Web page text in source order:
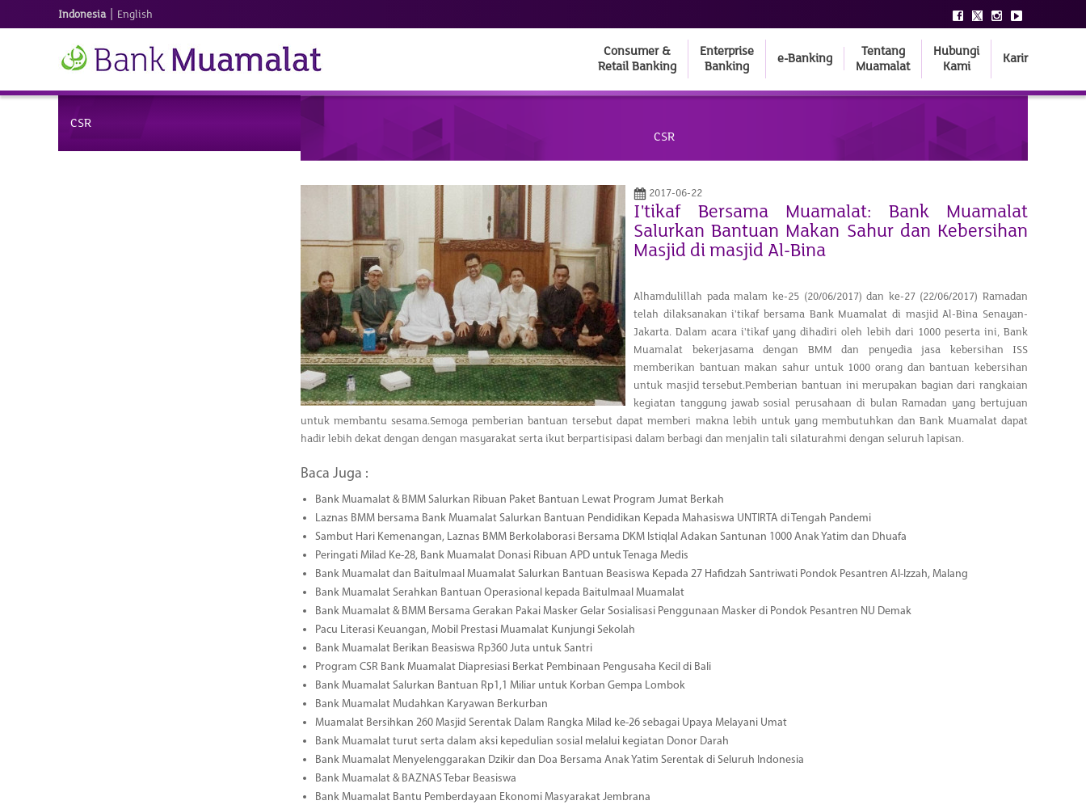
Indonesia | English
Consumer &
Retail Banking
Enterprise
Banking
e-Banking
Tentang
Muamalat
Hubungi
Kami
Karir
CSR
CSR
2017-06-22
I'tikaf Bersama Muamalat: Bank Muamalat
Salurkan Bantuan Makan Sahur dan Kebersihan
Masjid di masjid Al-Bina
Alhamdulillah pada malam ke-25 (20/06/2017) dan ke-27 (22/06/2017) Ramadan
telah dilaksanakan i'tikaf bersama Bank Muamalat di masjid Al-Bina Senayan-
Jakarta. Dalam acara i'tikaf yang dihadiri oleh lebih dari 1000 peserta ini, Bank
Muamalat bekerjasama dengan BMM dan penyedia jasa kebersihan ISS
memberikan bantuan makan sahur untuk 1000 orang dan bantuan kebersihan
untuk masjid tersebut.Pemberian bantuan ini merupakan bagian dari rangkaian
kegiatan tanggung jawab sosial perusahaan di bulan Ramadan yang bertujuan
untuk membantu sesama.Semoga pemberian bantuan tersebut dapat memberi makna lebih untuk yang membutuhkan dan Bank Muamalat dapat
hadir lebih dekat dengan dengan masyarakat serta ikut berpartisipasi dalam berbagi dan menjalin tali silaturahmi dengan seluruh lapisan.
Baca Juga :
Bank Muamalat & BMM Salurkan Ribuan Paket Bantuan Lewat Program Jumat Berkah
Laznas BMM bersama Bank Muamalat Salurkan Bantuan Pendidikan Kepada Mahasiswa UNTIRTA di Tengah Pandemi
Sambut Hari Kemenangan, Laznas BMM Berkolaborasi Bersama DKM Istiqlal Adakan Santunan 1000 Anak Yatim dan Dhuafa
Peringati Milad Ke-28, Bank Muamalat Donasi Ribuan APD untuk Tenaga Medis
Bank Muamalat dan Baitulmaal Muamalat Salurkan Bantuan Beasiswa Kepada 27 Hafidzah Santriwati Pondok Pesantren Al-Izzah, Malang
Bank Muamalat Serahkan Bantuan Operasional kepada Baitulmaal Muamalat
Bank Muamalat & BMM Bersama Gerakan Pakai Masker Gelar Sosialisasi Penggunaan Masker di Pondok Pesantren NU Demak
Pacu Literasi Keuangan, Mobil Prestasi Muamalat Kunjungi Sekolah
Bank Muamalat Berikan Beasiswa Rp360 Juta untuk Santri
Program CSR Bank Muamalat Diapresiasi Berkat Pembinaan Pengusaha Kecil di Bali
Bank Muamalat Salurkan Bantuan Rp1,1 Miliar untuk Korban Gempa Lombok
Bank Muamalat Mudahkan Karyawan Berkurban
Muamalat Bersihkan 260 Masjid Serentak Dalam Rangka Milad ke-26 sebagai Upaya Melayani Umat
Bank Muamalat turut serta dalam aksi kepedulian sosial melalui kegiatan Donor Darah
Bank Muamalat Menyelenggarakan Dzikir dan Doa Bersama Anak Yatim Serentak di Seluruh Indonesia
Bank Muamalat & BAZNAS Tebar Beasiswa
Bank Muamalat Bantu Pemberdayaan Ekonomi Masyarakat Jembrana